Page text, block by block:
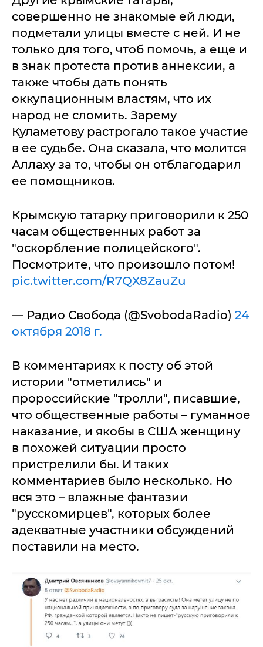
совершенно не знакомые ей люди,
подметали улицы вместе с ней. И не
только для того, чтоб помочь, а еще и
в знак протеста против аннексии, а
также чтобы дать понять
оккупационным властям, что их
народ не сломить. Зарему
Куламетову растрогало такое участие
в ее судьбе. Она сказала, что молится
Аллаху за то, чтобы он отблагодарил
ее помощников.
Крымскую татарку приговорили к 250
часам общественных работ за
"оскорбление полицейского".
Посмотрите, что произошло потом!
pic.twitter.com/R7QX8ZauZu
— Радио Свобода (@SvobodaRadio) 24
октября 2018 г.
В комментариях к посту об этой
истории "отметились" и
пророссийские "тролли", писавшие,
что общественные работы – гуманное
наказание, и якобы в США женщину
в похожей ситуации просто
пристрелили бы. И таких
комментариев было несколько. Но
вся это – влажные фантазии
"русскомирцев", которых более
адекватные участники обсуждений
поставили на место.